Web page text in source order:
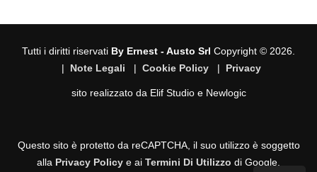
Tutti i diritti riservati By Ernest - Austo Srl Copyright © 2026.
| Note Legali | Cookie Policy | Privacy
sito realizzato da Elif Studioe Newlogic
Questo sito è protetto da reCAPTCHA, il suo utilizzo è soggetto
alla Privacy Policy e ai Termini Di Utilizzo di Google.